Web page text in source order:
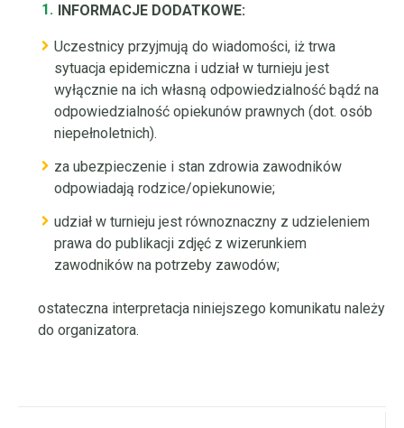
INFORMACJE DODATKOWE:
Uczestnicy przyjmują do wiadomości, iż trwa
sytuacja epidemiczna i udział w turnieju jest
wyłącznie na ich własną odpowiedzialność bądź na
odpowiedzialność opiekunów prawnych (dot. osób
niepełnoletnich).
za ubezpieczenie i stan zdrowia zawodników
odpowiadają rodzice/opiekunowie;
udział w turnieju jest równoznaczny z udzieleniem
prawa do publikacji zdjęć z wizerunkiem
zawodników na potrzeby zawodów;
ostateczna interpretacja niniejszego komunikatu należy
do organizatora.